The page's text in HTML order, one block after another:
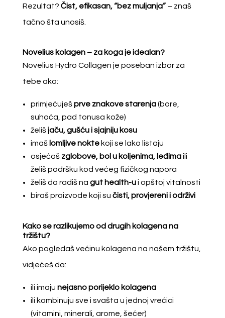
Rezultat? Čist, efikasan, “bez muljanja”– znaš
tačno šta unosiš.
Novelius kolagen – za koga je idealan?
Novelius Hydro Collagen je poseban izbor za
tebe ako:
primjećuješprve znakove starenja(bore,
suhoća, pad tonusa kože)
želišjaču, gušću i sjajniju kosu
imaš lomljive noktekoji se lako listaju
osjećaš zglobove, bol u koljenima, leđimaili
želiš podršku kod većeg fizičkog napora
želiš da radiš na gut health-ui opštoj vitalnosti
biraš proizvode koji su čisti, provjereni i održivi
Kako se razlikujemo od drugih kolagena na
tržištu?
Ako pogledaš većinu kolagena na našem tržištu,
vidjećeš da:
ili imaju nejasno porijeklo kolagena
ili kombinuju sve i svašta u jednoj vrećici
(vitamini, minerali, arome, šećer)